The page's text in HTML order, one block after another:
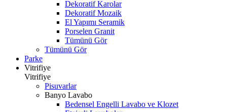
Dekoratif Karolar
Dekoratif Mozaik
El Yapımı Seramik
Porselen Granit
Tümünü Gör
Tümünü Gör
Parke
Vitrifiye
Vitrifiye
Pisuvarlar
Banyo Lavabo
Bedensel Engelli Lavabo ve Klozet